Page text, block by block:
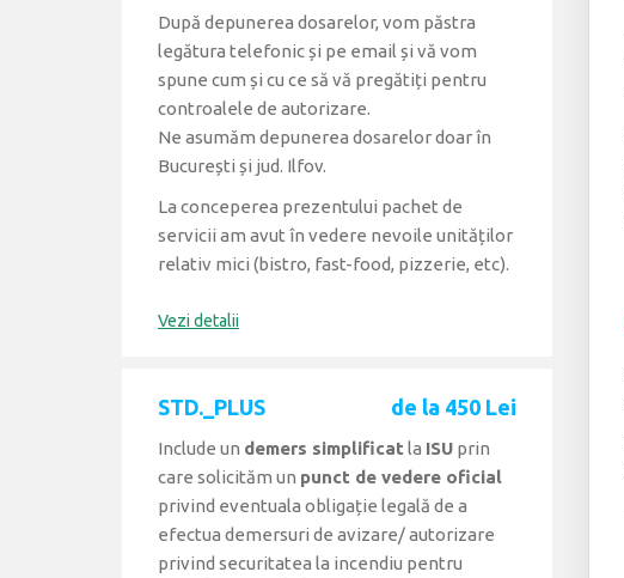
După depunerea dosarelor, vom păstra
legătura telefonic și pe email și vă vom
spune cum și cu ce să vă pregătiți pentru
controalele de autorizare.
Ne asumăm depunerea dosarelor doar în
București și jud. Ilfov.
La conceperea prezentului pachet de
servicii am avut în vedere nevoile unităților
relativ mici (bistro, fast-food, pizzerie, etc).
Vezi detalii
STD._PLUS de la 450 Lei
Include un demers simplificat la ISU prin
care solicităm un punct de vedere oficial
privind eventuala obligație legală de a
efectua demersuri de avizare/ autorizare
privind securitatea la incendiu pentru